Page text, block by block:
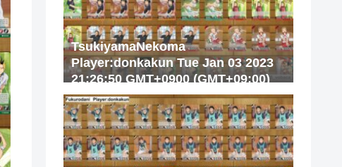
TsukiyamaNekoma
Player:donkakun Tue Jan 03 2023
21:26:50 GMT+0900 (GMT+09:00)